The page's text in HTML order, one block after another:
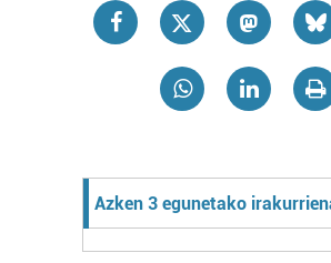
Azken 3 egunetako